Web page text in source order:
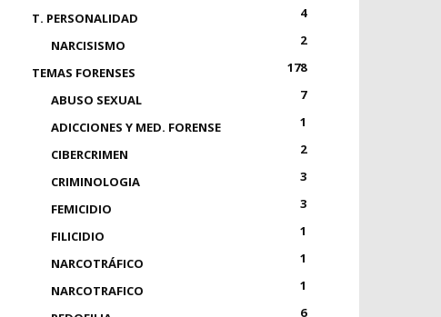
T. PERSONALIDAD
4
NARCISISMO
2
TEMAS FORENSES
178
ABUSO SEXUAL
7
ADICCIONES Y MED. FORENSE
1
CIBERCRIMEN
2
CRIMINOLOGIA
3
FEMICIDIO
3
FILICIDIO
1
NARCOTRÁFICO
1
NARCOTRAFICO
1
6